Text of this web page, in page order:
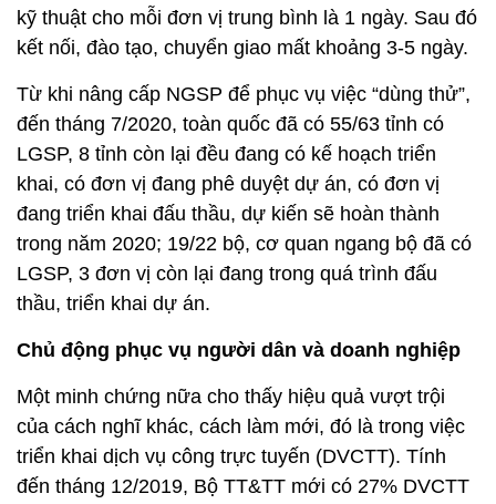
kỹ thuật cho mỗi đơn vị trung bình là 1 ngày. Sau đó
kết nối, đào tạo, chuyển giao mất khoảng 3-5 ngày.
Từ khi nâng cấp NGSP để phục vụ việc “dùng thử”,
đến tháng 7/2020, toàn quốc đã có 55/63 tỉnh có
LGSP, 8 tỉnh còn lại đều đang có kế hoạch triển
khai, có đơn vị đang phê duyệt dự án, có đơn vị
đang triển khai đấu thầu, dự kiến sẽ hoàn thành
trong năm 2020; 19/22 bộ, cơ quan ngang bộ đã có
LGSP, 3 đơn vị còn lại đang trong quá trình đấu
thầu, triển khai dự án.
Chủ động phục vụ người dân và doanh nghiệp
Một minh chứng nữa cho thấy hiệu quả vượt trội
của cách nghĩ khác, cách làm mới, đó là trong việc
triển khai dịch vụ công trực tuyến (DVCTT). Tính
đến tháng 12/2019, Bộ TT&TT mới có 27% DVCTT